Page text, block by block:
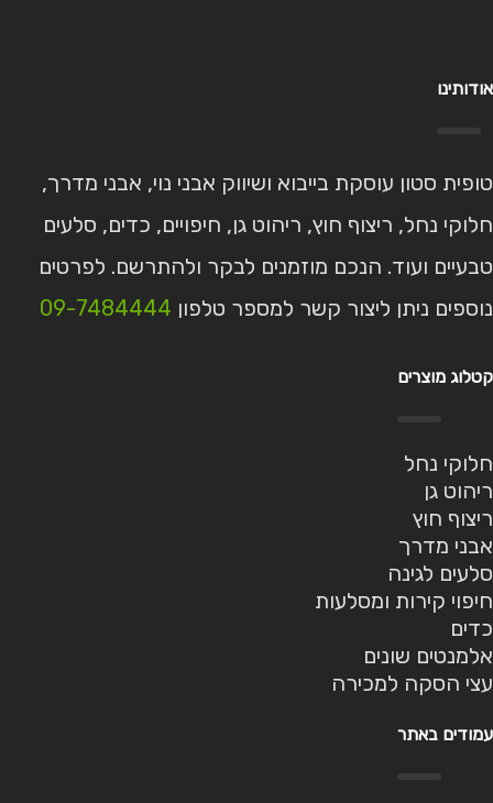
אודותינו
טופית סטון עוסקת בייבוא ושיווק אבני נוי, אבני מדרך,
חלוקי נחל, ריצוף חוץ, ריהוט גן, חיפויים, כדים, סלעים
טבעיים ועוד. הנכם מוזמנים לבקר ולהתרשם. לפרטים
נוספים ניתן ליצור קשר למספר טלפון 09-7484444
קטלוג מוצרים
חלוקי נחל
ריהוט גן
ריצוף חוץ
אבני מדרך
סלעים לגינה
חיפוי קירות ומסלעות
כדים
אלמנטים שונים
עצי הסקה למכירה
עמודים באתר